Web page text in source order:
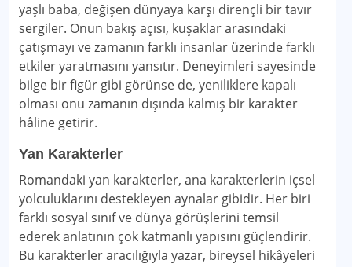
yaşlı baba, değişen dünyaya karşı dirençli bir tavır
sergiler. Onun bakış açısı, kuşaklar arasındaki
çatışmayı ve zamanın farklı insanlar üzerinde farklı
etkiler yaratmasını yansıtır. Deneyimleri sayesinde
bilge bir figür gibi görünse de, yeniliklere kapalı
olması onu zamanın dışında kalmış bir karakter
hâline getirir.
Yan Karakterler
Romandaki yan karakterler, ana karakterlerin içsel
yolculuklarını destekleyen aynalar gibidir. Her biri
farklı sosyal sınıf ve dünya görüşlerini temsil
ederek anlatının çok katmanlı yapısını güçlendirir.
Bu karakterler aracılığıyla yazar, bireysel hikâyeleri